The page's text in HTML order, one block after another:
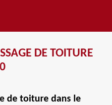
DE TOITURE
de toiture dans le